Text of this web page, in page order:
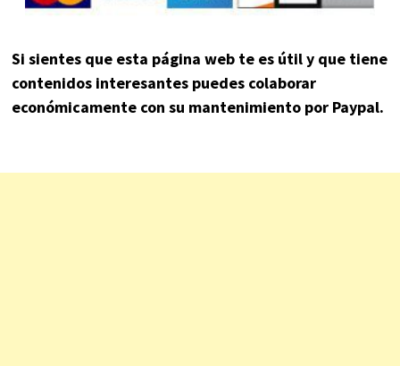
Si sientes que esta página web te es útil y que tiene
contenidos interesantes puedes colaborar
económicamente con su mantenimiento por Paypal.